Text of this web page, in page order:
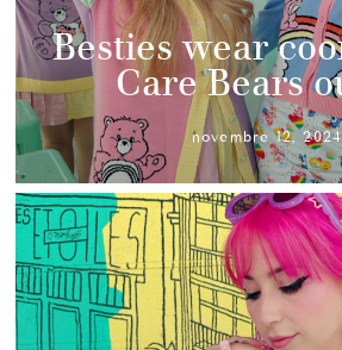
Besties wear
Care Bears
novembre 12, 2024